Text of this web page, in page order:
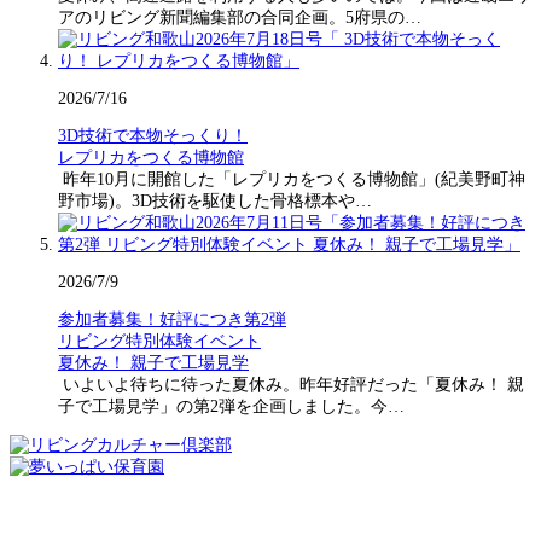
アのリビング新聞編集部の合同企画。5府県の…
2026/7/16
3D技術で本物そっくり！
レプリカをつくる博物館
昨年10月に開館した「レプリカをつくる博物館」(紀美野町神
野市場)。3D技術を駆使した骨格標本や…
2026/7/9
参加者募集！好評につき第2弾
リビング特別体験イベント
夏休み！ 親子で工場見学
いよいよ待ちに待った夏休み。昨年好評だった「夏休み！ 親
子で工場見学」の第2弾を企画しました。今…